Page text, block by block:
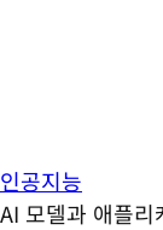
인공지능
AI 모델과 애플